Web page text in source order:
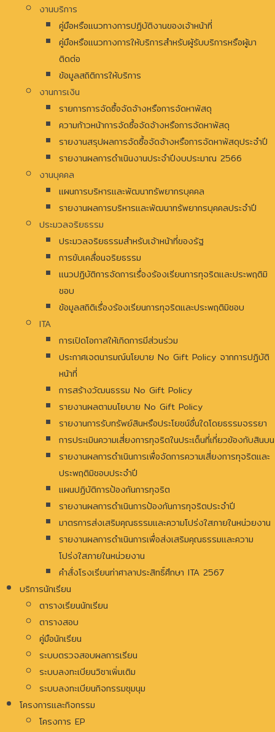
งานบริการ
คู่มือหรือแนวทางการปฏิบัติงานของเจ้าหน้าที่
คู่มือหรือแนวทางการให้บริการสำหรับผู้รับบริการหรือผู้มา
ติดต่อ
ข้อมูลสถิติการให้บริการ
งานการเงิน
รายการการจัดซื้อจัดจ้างหรือการจัดหาพัสดุ
ความก้าวหน้าการจัดซื้อจัดจ้างหรือการจัดหาพัสดุ
รายงานสรุปผลการจัดซื้อจัดจ้างหรือการจัดหาพัสดุประจำปี
รายงานผลการดำเนินงานประจำปีงบประมาณ 2566
งานบุคคล
แผนการบริหารและพัฒนาทรัพยากรบุคคล
รายงานผลการบริหารและพัฒนาทรัพยากรบุคคลประจำปี
ประมวลจริยธรรม
ประมวลจริยธรรมสำหรับเจ้าหน้าที่ของรัฐ
การขับเคลื่อนจริยธรรม
แนวปฏิบัติการจัดการเรื่องร้องเรียนการทุจริตและประพฤติมิ
ชอบ
ข้อมูลสถิติเรื่องร้องเรียนการทุจริตและประพฤติมิชอบ
ITA
การเปิดโอกาสให้เกิดการมีส่วนร่วม
ประกาศเจตนารมณ์นโยบาย No Gift Policy จากการปฏิบัติ
หน้าที่
การสร้างวัฒนธรรม No Gift Policy
รายงานผลตามนโยบาย No Gift Policy
รายงานการรับทรัพย์สินหรือประโยชน์อื่นใดโดยธรรมจรรยา
การประเมินความเสี่ยงการทุจริตในประเด็นที่เกี่ยวข้องกับสินบน
รายงานผลการดำเนินการเพื่อจัดการความเสี่ยงการทุจริตและ
ประพฤติมิชอบประจำปี
แผนปฏิบัติการป้องกันการทุจริต
รายงานผลการดำเนินการป้องกันการทุจริตประจำปี
มาตรการส่งเสริมคุณธรรมและความโปร่งใสภายในหน่วยงาน
รายงานผลการดำเนินการเพื่อส่งเสริมคุณธรรมและความ
โปร่งใสภายในหน่วยงาน
คำสั่งโรงเรียนท่าศาลาประสิทธิ์ศึกษา ITA 2567
บริการนักเรียน
ตารางเรียนนักเรียน
ตารางสอบ
คู่มือนักเรียน
ระบบตรวจสอบผลการเรียน
ระบบลงทะเบียนวิชาเพิ่มเติม
ระบบลงทะเบียนกิจกรรมชุมนุม
โครงการและกิจกรรม
โครงการ EP